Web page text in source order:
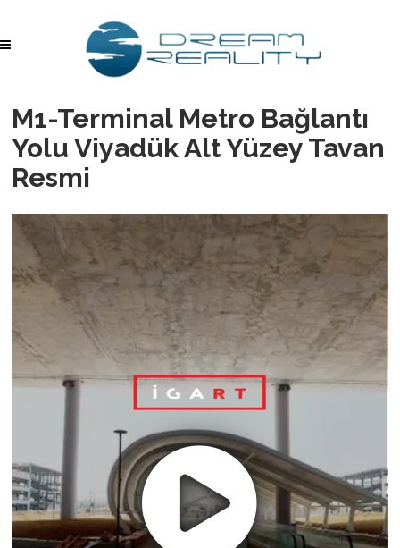
M1-Terminal Metro Bağlantı
Yolu Viyadük Alt Yüzey Tavan
Resmi